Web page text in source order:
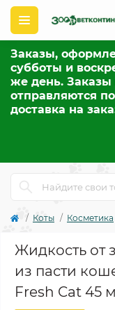
Заказы,
субботы и
же день. Заказы
отправляются
доставка на
Коты Косметика
Жидкость от
из пасти
Fresh Cat 45